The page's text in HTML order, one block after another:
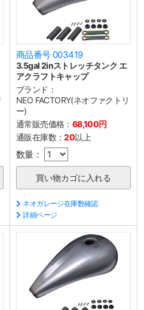
商品番号 003419
3.5gal 2inストレッチタンク エ
アクラフトキャップ
ブランド：
NEO FACTORY(ネオファクトリ
ー)
通常販売価格： 68,100円
通販在庫数：20以上
数量：
ネオガレージ在庫数確認
詳細ページ